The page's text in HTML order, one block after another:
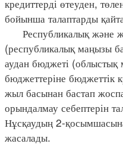
кредиттерді өтеуден,
бойынша талаптарды
Республикалық және
(республикалық маңызы
аудан бюджеті
бюджеттеріне бюджеттік
жыл басынан бастап
орындалмау себептерін
Нұсқаудың 2-
жасалады.